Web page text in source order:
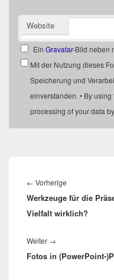
Website
EinGravatar-Bild neben
Mit der Nutzung dieses
Speicherung und
einverstanden. • By
processing of your data
← Vorherige
Beitrag:
Werkzeuge für die
Vielfalt wirklich?
Weiter →
Beitrag:
Fotos in